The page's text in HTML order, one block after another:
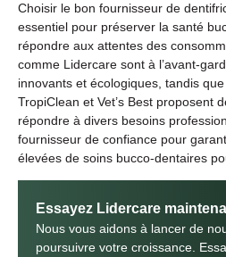
Choisir le bon fournisseur de
essentiel pour préserver la santé
répondre aux attentes des
comme Lidercare sont à l’avant-
innovants et écologiques, tandis
TropiClean et Vet’s Best proposent
répondre à divers besoins
fournisseur de confiance pour
élevées de soins bucco-dentaires
Essayez Lidercare
Nous vous aidons à lancer de
poursuivre votre croissance.